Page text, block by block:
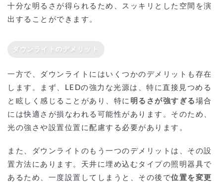
十分な明るさが得られるため、スッキリとした空間を演
出することができます。
ダウンライトのデメリット
一方で、ダウンライトにはいくつかのデメリットも存在
します。まず、LEDの強力な光源は、特に直接見つめる
と眩しく感じることがあり、特に 明るさが強すぎる 場合
には快適さが損なわれる可能性があります。そのため、
光の強さや設置位置に配慮する必要があります。
また、ダウンライトのもう一つのデメリットは、その設
置方法にあります。天井に埋め込むタイプの照明器具で
あるため、一度設置してしまうと、その後で位置を変更